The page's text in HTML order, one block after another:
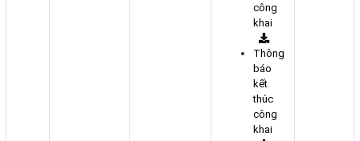
công
khai
Thông
báo
kết
thúc
công
khai